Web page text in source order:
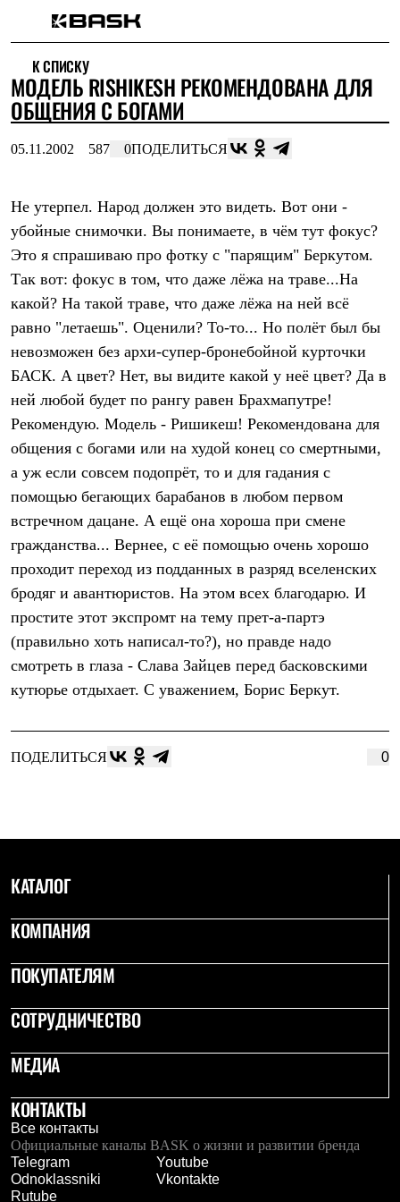
Интернет-магазин
Мужская одежда
Утепленная пухом
Куртки
Жилеты
Куртки
Брюки
Штормовая одежда
Куртки
Брюки
Софтшелл одежда
Куртки
Брюки
Флисовая одежда
Куртки
Брюки
Жилеты
Термобелье
Теплое термобелье
Среднее термобелье
Легкое термобелье
Лёгкая одежда
Футболки
Рубашки
Толстовки
Брюки
Женская одежда
Утепленная пухом
Брюки
Жилеты
Утепленная синтетикой
Брюки
Куртки
Куртки
Термобелье
Среднее термобелье
Легкое термобелье
Куртки
Брюки
Утепленная пухом
Комбинезоны
Куртки
Брюки
Комбинезоны
Куртки
Брюки
Лёгкая одежда
Футболки
Толстовки
К СПИСКУ
МОДЕЛЬ RISHIKESH РЕКОМЕНДОВАНА ДЛЯ
ОБЩЕНИЯ С БОГАМИ
05.11.2002 587 0ПОДЕЛИТЬСЯ
Не утерпел. Народ должен это видеть. Вот они -
убойные снимочки. Вы понимаете, в чём тут фокус?
Это я спрашиваю про фотку с "парящим" Беркутом.
Так вот: фокус в том, что даже лёжа на траве...На
какой? На такой траве, что даже лёжа на ней всё
равно "летаешь". Оценили? То-то... Но полёт был бы
невозможен без архи-супер-бронебойной курточки
БАСК. А цвет? Нет, вы видите какой у неё цвет? Да в
ней любой будет по рангу равен Брахмапутре!
Рекомендую. Модель - Ришикеш! Рекомендована для
общения с богами или на худой конец со смертными,
а уж если совсем подопрёт, то и для гадания с
помощью бегающих барабанов в любом первом
встречном дацане. А ещё она хороша при смене
гражданства... Вернее, с её помощью очень хорошо
проходит переход из подданных в разряд вселенских
бродяг и авантюристов. На этом всех благодарю. И
простите этот экспромт на тему прет-а-партэ
(правильно хоть написал-то?), но правде надо
смотреть в глаза - Слава Зайцев перед басковскими
кутюрье отдыхает. С уважением, Борис Беркут.
ПОДЕЛИТЬСЯ 0
КАТАЛОГ
КОМПАНИЯ
ПОКУПАТЕЛЯМ
СОТРУДНИЧЕСТВО
МЕДИА
КОНТАКТЫ
Все контакты
Официальные каналы BASK о жизни и развитии бренда
Telegram
Youtube
Odnoklassniki
Vkontakte
Rutube